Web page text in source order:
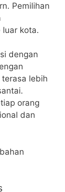
Pemilihan
luar kota.
dengan
lebih
orang
dan